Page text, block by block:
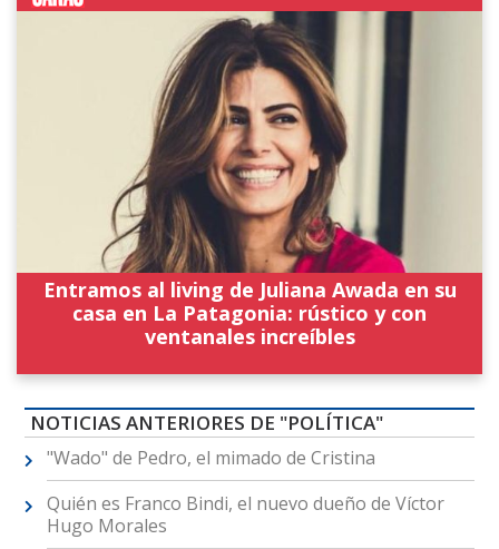
Entramos al living de Juliana Awada en su
casa en La Patagonia: rústico y con
ventanales increíbles
NOTICIAS ANTERIORES DE "POLÍTICA"
"Wado" de Pedro, el mimado de Cristina
Quién es Franco Bindi, el nuevo dueño de Víctor
Hugo Morales